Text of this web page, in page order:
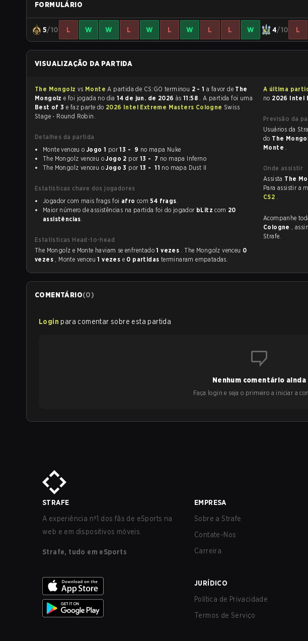
FORMULÁRIO
5/10 L W W L W L W L L W 4/10 L
VISUALIZAÇÃO DA PARTIDA
The Mongolz vs Monte A partida de CS:GO terminou 2 - 1 a favor de The
Mongolz
e foi jogada no dia14 de jun. de 2026 às 11:58 . A partida foi uma
Best of 3 e faz parte do 2026 Intel Extreme Masters Cologne Swiss
Stage - Round Robin.
Detalhes da partida
Monte venceu o Jogo 1 por 13 - 9 no mapa Nuke
The Mongolz venceu oJogo 2 por 13 - 7 no mapa Inferno
The Mongolz venceu oJogo 3 por 13 - 11 no mapa Dust II
Estatísticas chave dos jogadores
Jogador com mais frags foi afro com54 frags.
Maior número de assistências na partida foi do jogador bLitz com 20
assistências.
Estatísticas Head-to-head
The Mongolz e Monte haviam se enfrentado1 vezes . The Mongolz venceu 0
vezes , Monte venceu1 vezes e 0 partidas terminaram empatadas.
A última
no 2026 Intel
Previsão da
Usuários da Strafe tem um favorito absoluto para a partida, e
do The
Monte .
Onde assistir
Assista The
Para assistir a
CS2 .
Acompanhe
Cologne , assim como as VODs, destaques e
Strafe.
COMENTÁRIO(0)
Login para comentar sobre esta partida
Nenhum comentário ainda
Faça login e seja o primeiro a iniciar a
STRAFE
A experiência nº1 dos fãs de eSports na
web e em dispositivos móveis.
Strafe, tudo em eSports
EMPRESA
Sobre a Strafe
Contate-Nos
Carreira
JURÍDICO
Política de Privacidade
Termos de Serviço